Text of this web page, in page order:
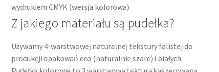
wydrukiem CMYK (wersja kolorowa)
Z jakiego materiału są pudełka?
Używamy 4-warstwowej naturalnej tekstury falistej do
produkcji opakowań eco (naturalnie szare) i białych.